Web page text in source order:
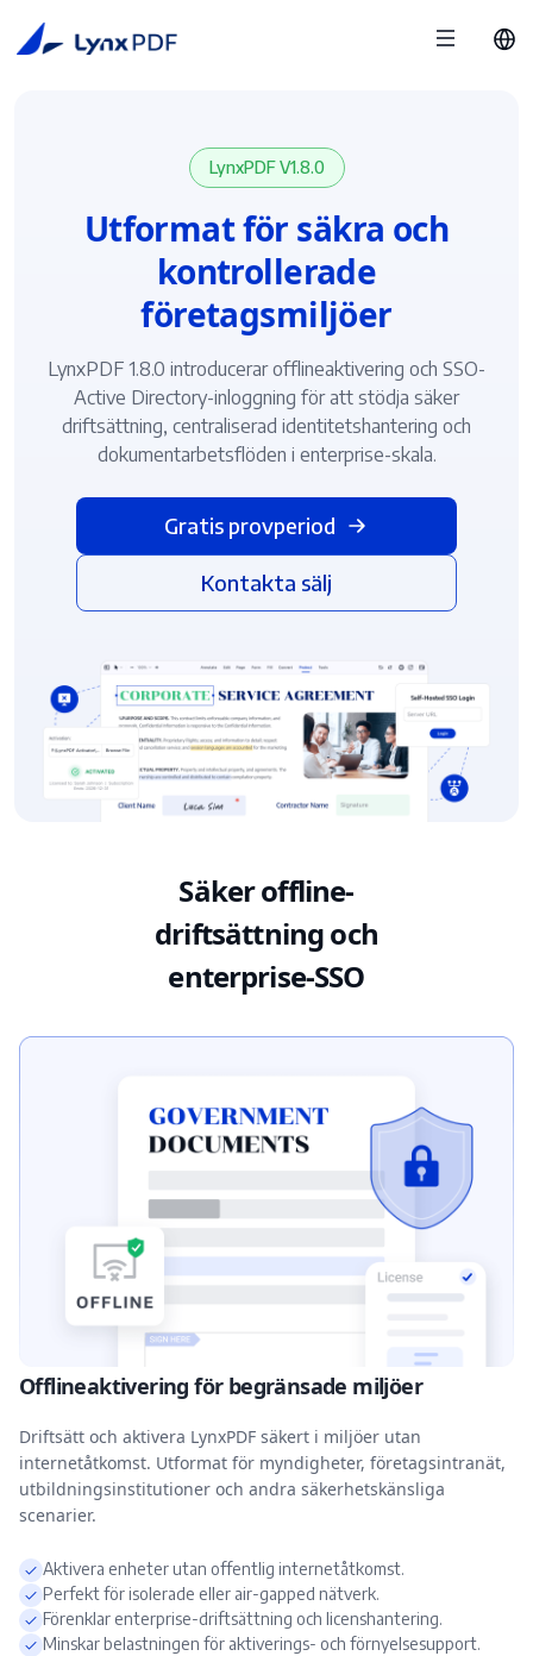
LynxPDF V1.8.0
Utformat för säkra och
kontrollerade
företagsmiljöer
LynxPDF 1.8.0 introducerar offlineaktivering och SSO-
Active Directory-inloggning för att stödja säker
driftsättning, centraliserad identitetshantering och
dokumentarbetsflöden i enterprise-skala.
Gratis provperiod
Kontakta sälj
Säker offline-
driftsättning och
enterprise-SSO
Offlineaktivering för begränsade miljöer
Driftsätt och aktivera LynxPDF säkert i miljöer utan
internetåtkomst. Utformat för myndigheter, företagsintranät,
utbildningsinstitutioner och andra säkerhetskänsliga
scenarier.
Aktivera enheter utan offentlig internetåtkomst.
Perfekt för isolerade eller air-gapped nätverk.
Förenklar enterprise-driftsättning och licenshantering.
Minskar belastningen för aktiverings- och förnyelsesupport.